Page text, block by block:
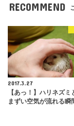
RECOMMEND
2017.3.27
【あっ！】ハリネズミ
まずい空気が流れる瞬